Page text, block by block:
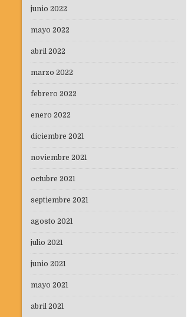
junio 2022
mayo 2022
abril 2022
marzo 2022
febrero 2022
enero 2022
diciembre 2021
noviembre 2021
octubre 2021
septiembre 2021
agosto 2021
julio 2021
junio 2021
mayo 2021
abril 2021